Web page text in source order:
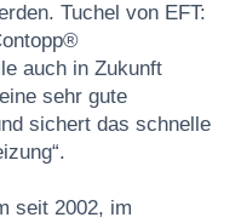
Tuchel von EFT:
auch in Zukunft
sehr gute
sichert das schnelle
seit 2002, im